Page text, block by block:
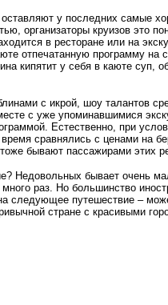
у последних самые
организаторы круизов это
в ресторане или на
отпечатанную программу
кипятит у себя в каюте суп,
с икрой, шоу талантов
с уже упоминавшимися
Естественно, при
сравнялись с ценами на
бывают пассажирами этих
Недовольных бывает очень
раз. Но большинство
следующее путешествие –
стране с красивыми